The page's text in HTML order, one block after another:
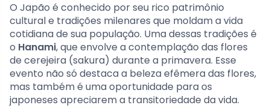
O Japão é conhecido por seu rico patrimônio
cultural e tradições milenares que moldam a vida
cotidiana de sua população. Uma dessas tradições é
o Hanami, que envolve a contemplação das flores
de cerejeira (sakura) durante a primavera. Esse
evento não só destaca a beleza efêmera das flores,
mas também é uma oportunidade para os
japoneses apreciarem a transitoriedade da vida.